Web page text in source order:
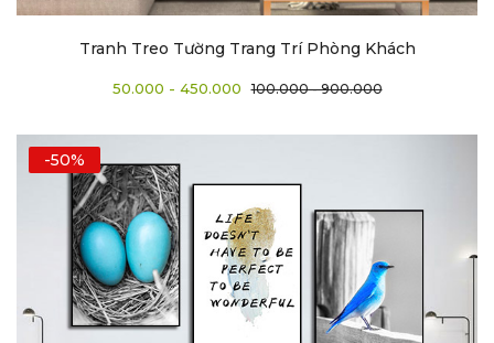
Tranh Treo Tường Trang Trí Phòng Khách
50.000 - 450.000 100.000 - 900.000
-50%